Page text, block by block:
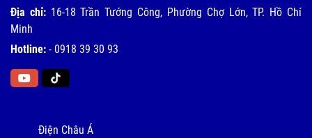
Địa chỉ: 16-18 Trần Tướng Công, Phường Chợ Lớn, TP. Hồ Chí
Minh
Hotline: - 0918 39 30 93
Điện Châu Á